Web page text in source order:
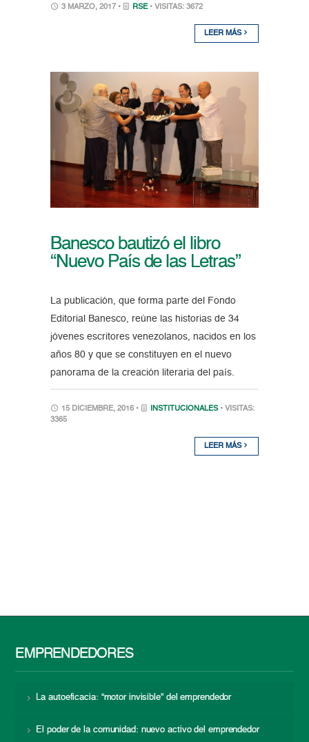
3 MARZO, 2017 • RSE • VISITAS: 3672
LEER MÁS
Banesco bautizó el libro
“Nuevo País de las Letras”
La publicación, que forma parte del Fondo
Editorial Banesco, reúne las historias de 34
jóvenes escritores venezolanos, nacidos en los
años 80 y que se constituyen en el nuevo
panorama de la creación literaria del país.
15 DICIEMBRE, 2016 • INSTITUCIONALES • VISITAS:
3365
LEER MÁS
EMPRENDEDORES
La autoeficacia: “motor invisible” del emprendedor
El poder de la comunidad: nuevo activo del emprendedor